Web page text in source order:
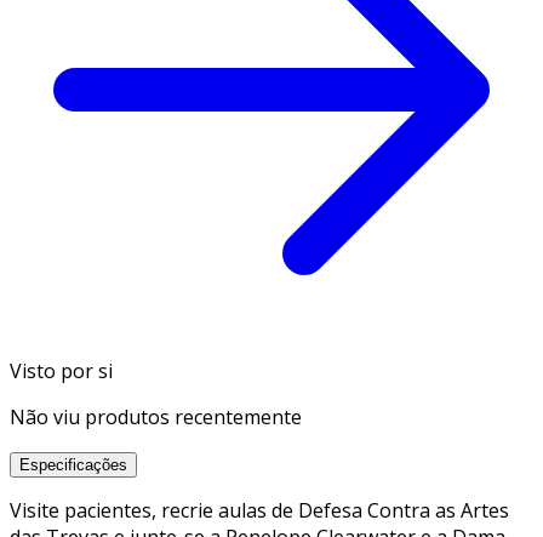
Visto por si
Não viu produtos recentemente
Especificações
Visite pacientes, recrie aulas de Defesa Contra as Artes